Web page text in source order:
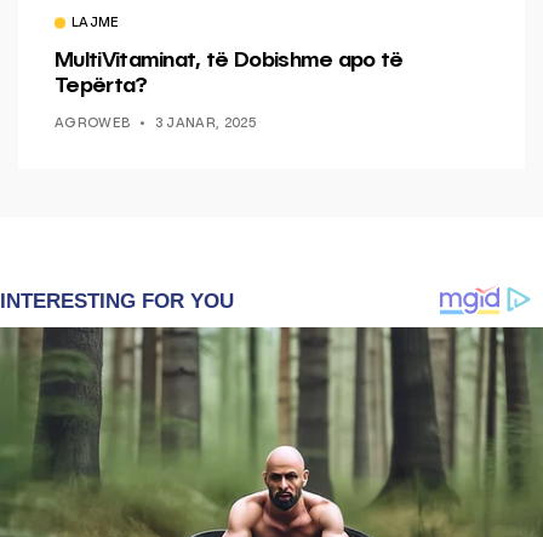
LAJME
MultiVitaminat, të Dobishme apo të
Tepërta?
AGROWEB 3 JANAR, 2025